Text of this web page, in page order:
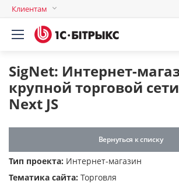
Клиентам
Авторизация
Логин
Запомнить
SigNet: Интернет-
крупной торговой
Next JS
Вернуться к списку
Тип проекта: Интернет-магазин
Тематика сайта: Торговля